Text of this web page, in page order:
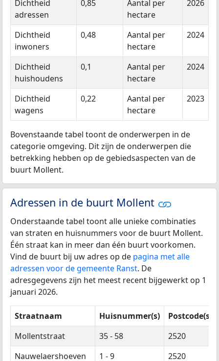
Dichtheid
adressen
0,85
Aantal per
hectare
2026
Dichtheid
inwoners
0,48
Aantal per
hectare
2024
Dichtheid
huishoudens
0,1
Aantal per
hectare
2024
Dichtheid
wagens
0,22
Aantal per
hectare
2023
Bovenstaande tabel toont de onderwerpen in de
categorie omgeving. Dit zijn de onderwerpen die
betrekking hebben op de gebiedsaspecten van de
buurt Mollent.
Adressen in de buurt Mollent
Onderstaande tabel toont alle unieke combinaties
van straten en huisnummers voor de buurt Mollent.
Één straat kan in meer dan één buurt voorkomen.
Vind de buurt bij uw adres op de pagina met alle
adressen voor de gemeente Ranst. De
adresgegevens zijn het meest recent bijgewerkt op 1
januari 2026.
Straatnaam Huisnummer(s)
Postcode(s)
Mollentstraat
35 - 58
2520
Nauwelaershoeven
1 - 9
2520